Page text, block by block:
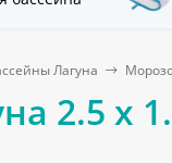
Лагуна
2.5 х